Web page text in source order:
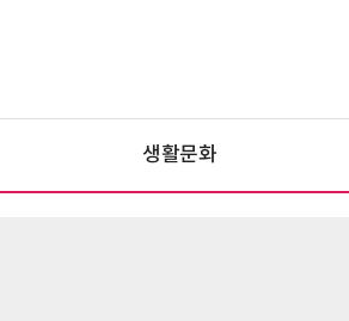
생활문화